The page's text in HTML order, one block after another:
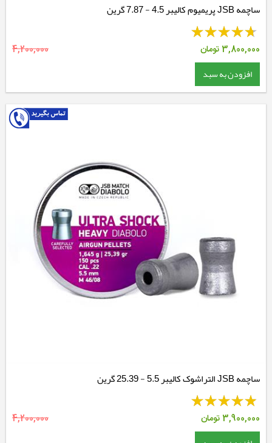
ساچمه JSB پریمیوم کالیبر 4.5 - 7.87 گرین
3,800,000تومان 4,200,000
افزودن به سبد
ساچمه JSB التراشوک کالیبر 5.5 - 25.39 گرین
3,900,000تومان 4,200,000